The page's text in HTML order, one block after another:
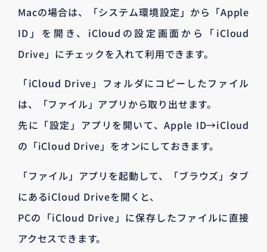
Macの場合は、「システム環境設定」から「Apple
ID」を開き、iCloudの設定画面から「iCloud
Drive」にチェックを入れて利用できます。
「iCloud Drive」フォルダにコピーしたファイル
は、「ファイル」アプリから取り出せます。
先に「設定」アプリを開いて、Apple ID→iCloud
の「iCloud Drive」をオンにしておきます。
「ファイル」アプリを起動して、「ブラウズ」タブ
にあるiCloud Driveを開くと、
PCの「iCloud Drive」に保存したファイルに直接
アクセスできます。